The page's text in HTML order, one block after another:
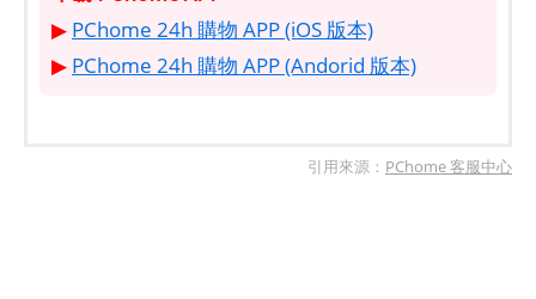
▶ PChome 24h 購物 APP (iOS 版本)
▶ PChome 24h 購物 APP (Andorid 版本)
引用來源： PChome 客服中心